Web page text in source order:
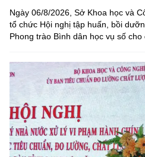
Ngày 06/8/2026, Sở Khoa học và
tổ chức Hội nghị tập huấn, bồi
Phong trào Bình dân học vụ số cho